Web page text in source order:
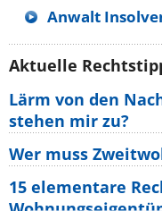
Anwalt
Aktuelle
Lärm von den
stehen mir zu?
Wer muss
15 elementare